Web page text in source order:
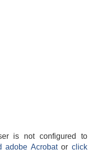
is not configured to
adobe Acrobatorclick